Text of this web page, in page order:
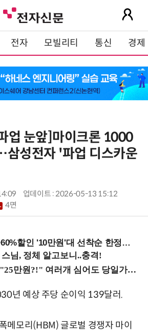
전자 모빌리티 통신 경제
업 눈앞]마이크론 1000
삼성전자 '파업 디스카운
업데이트 : 2026-05-13 15:12
4면
할인 '10만원'대 선착순 한정판매!
년 예상 주당 순이익 139달러.
메모리(HBM) 글로벌 경쟁자 마이